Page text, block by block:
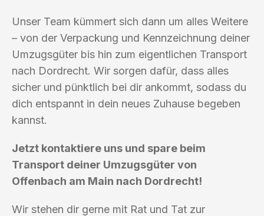
Unser Team kümmert sich dann um alles Weitere
– von der Verpackung und Kennzeichnung deiner
Umzugsgüter bis hin zum eigentlichen Transport
nach Dordrecht. Wir sorgen dafür, dass alles
sicher und pünktlich bei dir ankommt, sodass du
dich entspannt in dein neues Zuhause begeben
kannst.
Jetzt kontaktiere uns und spare beim
Transport deiner Umzugsgüter von
Offenbach am Main nach Dordrecht!
Wir stehen dir gerne mit Rat und Tat zur